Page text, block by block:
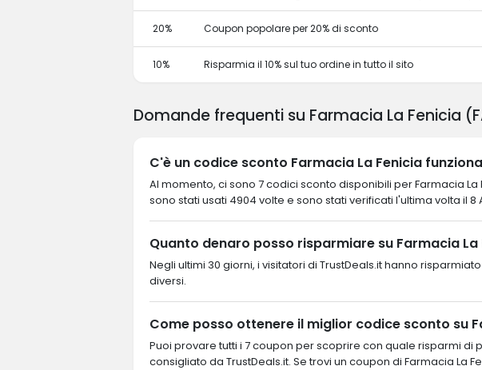
20% Coupon popolare per 20% di sconto
10% Risparmia il 10% sul tuo ordine in tutto il sito
Domande frequenti su Farmacia La Fenicia
C'è un codice sconto Farmacia La Fenicia
Al momento, ci sono 7 codici sconto disponibili per Farmacia La
sono stati usati 4904 volte e sono stati verificati l'ultima volta il 8
Quanto denaro posso risparmiare su Farmacia La
Negli ultimi 30 giorni, i visitatori di TrustDeals.it hanno
diversi.
Come posso ottenere il miglior codice sconto su
Puoi provare tutti i 7 coupon per scoprire con quale risparmi di
consigliato da TrustDeals.it. Se trovi un coupon di Farmacia La